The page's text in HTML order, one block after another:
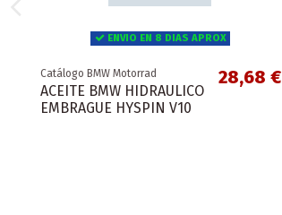
ENVIO EN 8 DIAS APROX
Catálogo BMW Motorrad
ACEITE BMW HIDRAULICO
EMBRAGUE HYSPIN V10
28,68 €